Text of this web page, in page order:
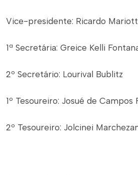
Vice-presidente: Ricardo
1ª Secretária: Greice Kelli
2º Secretário: Lourival Bublitz
1º Tesoureiro: Josué de Campos
2º Tesoureiro: Jolcinei